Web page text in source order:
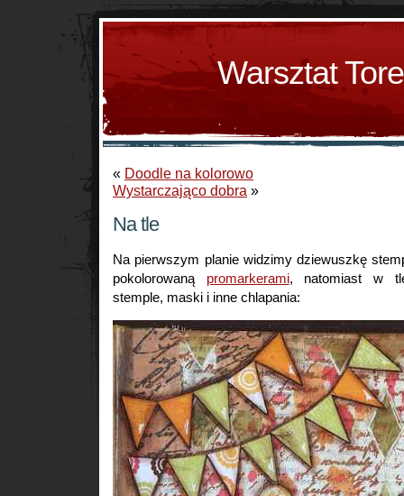
Warsztat
« Doodle na kolorowo
Wystarczająco dobra »
Na tle
Na pierwszym planie widzimy dziewuszkę
pokolorowaną promarkerami, natomiast w
stemple, maski i inne chlapania: